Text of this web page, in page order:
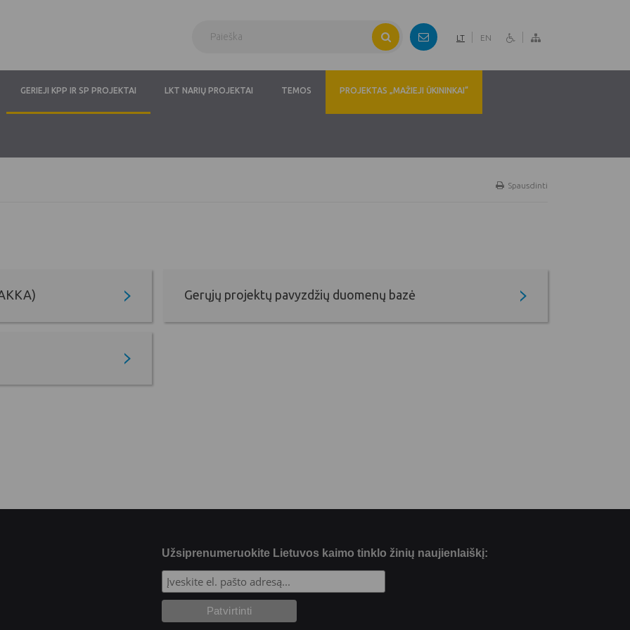
LT EN
GERIEJI KPP IR SP PROJEKTAI LKT NARIŲ PROJEKTAI TEMOS PROJEKTAS „MAŽIEJI ŪKININKAI“
Spausdinti
Gerųjų projektų pavyzdžių duomenų bazė
Užsiprenumeruokite Lietuvos kaimo tinklo žinių naujienlaiškį: